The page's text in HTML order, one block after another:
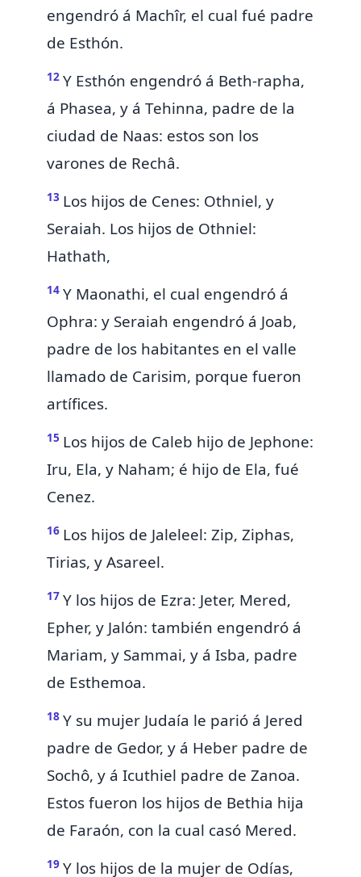
engendró á Machîr, el cual fué padre
de Esthón.
12 Y Esthón engendró á Beth-rapha,
á Phasea, y á Tehinna, padre de la
ciudad de Naas: estos son los
varones de Rechâ.
13 Los hijos de Cenes: Othniel, y
Seraiah. Los hijos de Othniel:
Hathath,
14 Y Maonathi, el cual engendró á
Ophra: y Seraiah engendró á Joab,
padre de los habitantes en el valle
llamado de Carisim, porque fueron
artífices.
15 Los hijos de Caleb hijo de Jephone:
Iru, Ela, y Naham; é hijo de Ela, fué
Cenez.
16 Los hijos de Jaleleel: Zip, Ziphas,
Tirias, y Asareel.
17 Y los hijos de Ezra: Jeter, Mered,
Epher, y Jalón: también engendró á
Mariam, y Sammai, y á Isba, padre
de Esthemoa.
18 Y su mujer Judaía le parió á Jered
padre de Gedor, y á Heber padre de
Sochô, y á Icuthiel padre de Zanoa.
Estos fueron los hijos de Bethia hija
de Faraón, con la cual casó Mered.
19 Y los hijos de la mujer de Odías,